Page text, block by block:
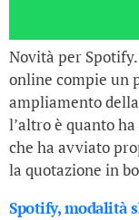
Novità per
online compie un
ampliamento
l’altro è quanto
che ha avviato
la quotazione in
Spotify, modalità